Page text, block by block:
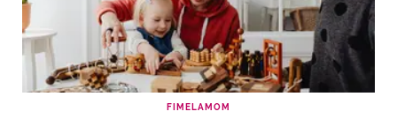
FIMELAMOM